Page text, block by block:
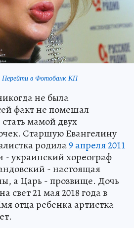
Перейти в Фотобанк КП
не была
факт не помешал
мамой двух
Старшую Евангелину
родила9 апреля2011
- украинский хореограф
- настоящая
а Царь - прозвище. Дочь
свет 21 мая 2018 года в
отца ребенка артистка